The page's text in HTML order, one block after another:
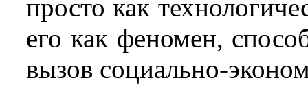
просто как
его как феномен,
вызов социально-